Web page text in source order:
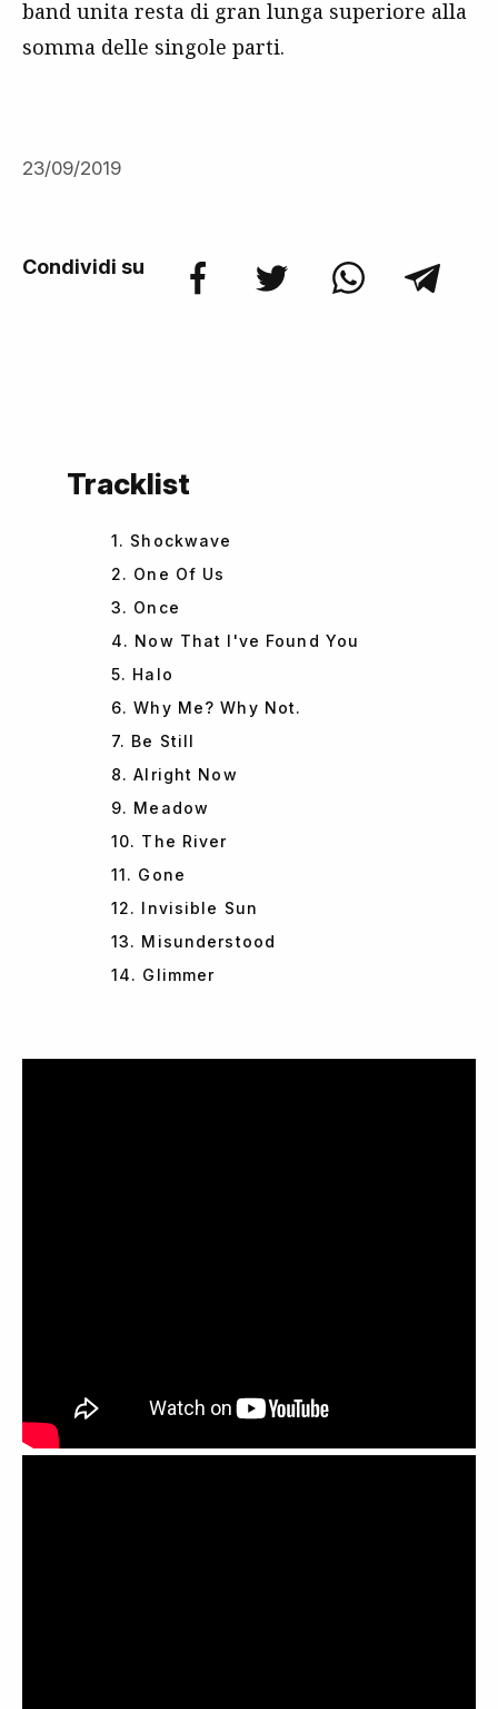
band unita resta di gran lunga superiore alla
somma delle singole parti.
23/09/2019
Condividi su
Tracklist
1. Shockwave
2. One Of Us
3. Once
4. Now That I've Found You
5. Halo
6. Why Me? Why Not.
7. Be Still
8. Alright Now
9. Meadow
10. The River
11. Gone
12. Invisible Sun
13. Misunderstood
14. Glimmer